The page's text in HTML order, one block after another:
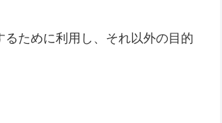
ために利用し、それ以外の目的